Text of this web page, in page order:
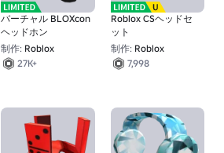
バーチャル BLOXcon
ヘッドホン
制作: Roblox
27K+
Roblox CSヘッドセ
ット
制作: Roblox
7,998